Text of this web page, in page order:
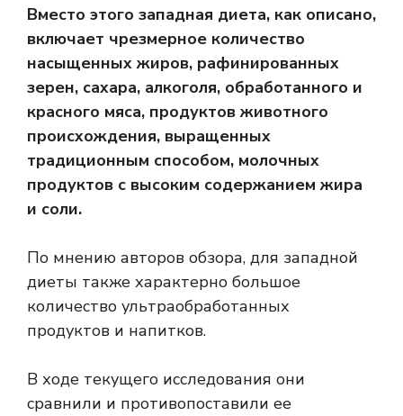
Вместо этого западная диета, как описано,
включает чрезмерное количество
насыщенных жиров, рафинированных
зерен, сахара, алкоголя, обработанного и
красного мяса, продуктов животного
происхождения, выращенных
традиционным способом, молочных
продуктов с высоким содержанием жира
и соли.
По мнению авторов обзора, для западной
диеты также характерно большое
количество ультраобработанных
продуктов и напитков.
В ходе текущего исследования они
сравнили и противопоставили ее